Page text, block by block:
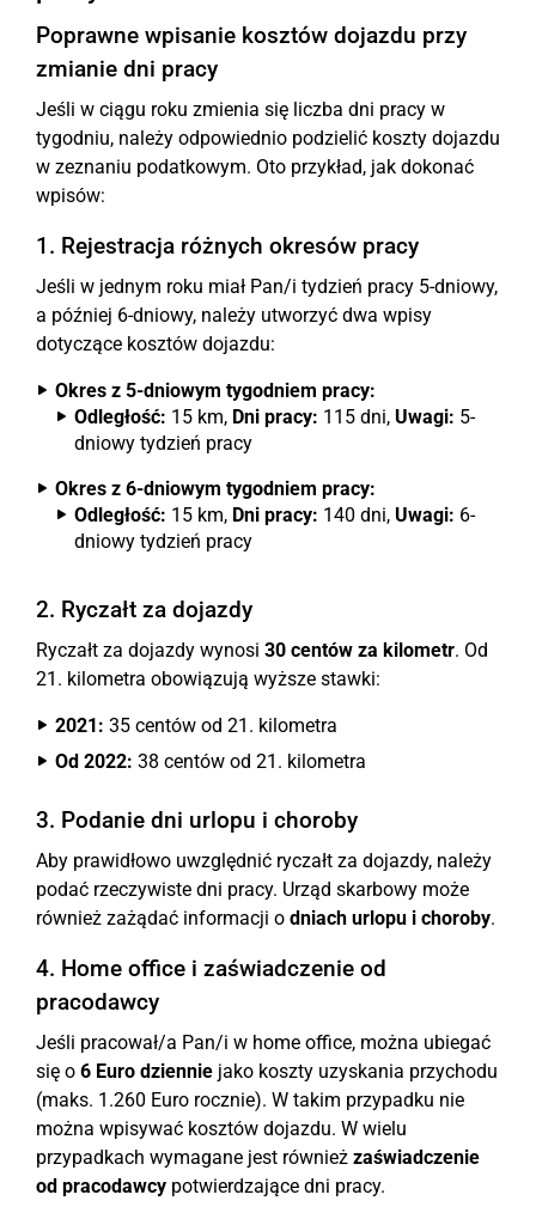
Poprawne wpisanie kosztów dojazdu przy
zmianie dni pracy
Jeśli w ciągu roku zmienia się liczba dni pracy w
tygodniu, należy odpowiednio podzielić koszty dojazdu
w zeznaniu podatkowym. Oto przykład, jak dokonać
wpisów:
1. Rejestracja różnych okresów pracy
Jeśli w jednym roku miał Pan/i tydzień pracy 5-dniowy,
a później 6-dniowy, należy utworzyć dwa wpisy
dotyczące kosztów dojazdu:
Okres z 5-dniowym tygodniem pracy:
Odległość: 15 km, Dni pracy: 115 dni, Uwagi: 5-
dniowy tydzień pracy
Okres z 6-dniowym tygodniem pracy:
Odległość: 15 km, Dni pracy: 140 dni, Uwagi: 6-
dniowy tydzień pracy
2. Ryczałt za dojazdy
Ryczałt za dojazdy wynosi 30 centów za kilometr. Od
21. kilometra obowiązują wyższe stawki:
2021: 35 centów od 21. kilometra
Od 2022: 38 centów od 21. kilometra
3. Podanie dni urlopu i choroby
Aby prawidłowo uwzględnić ryczałt za dojazdy, należy
podać rzeczywiste dni pracy. Urząd skarbowy może
również zażądać informacji o dniach urlopu i choroby.
4. Home office i zaświadczenie od
pracodawcy
Jeśli pracował/a Pan/i w home office, można ubiegać
się o 6 Euro dziennie jako koszty uzyskania przychodu
(maks. 1.260 Euro rocznie). W takim przypadku nie
można wpisywać kosztów dojazdu. W wielu
przypadkach wymagane jest również zaświadczenie
od pracodawcy potwierdzające dni pracy.